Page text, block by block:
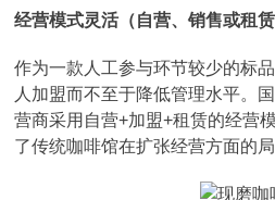
经营模式灵活（自营、销售或租赁
作为一款人工参与环节较少的标
人加盟而不至于降低管理水平。
营商采用自营+加盟+租赁的经营
了传统咖啡馆在扩张经营方面的局